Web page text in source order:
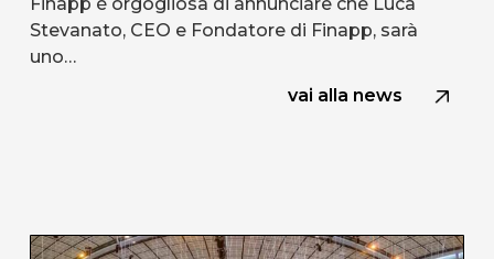
Stevanato, CEO e Fondatore di Finapp, sarà
uno…
vai alla news